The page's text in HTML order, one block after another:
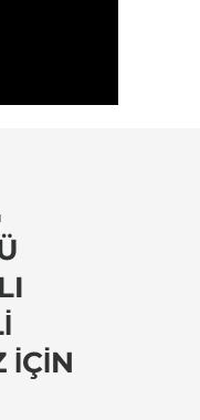
İÇIN